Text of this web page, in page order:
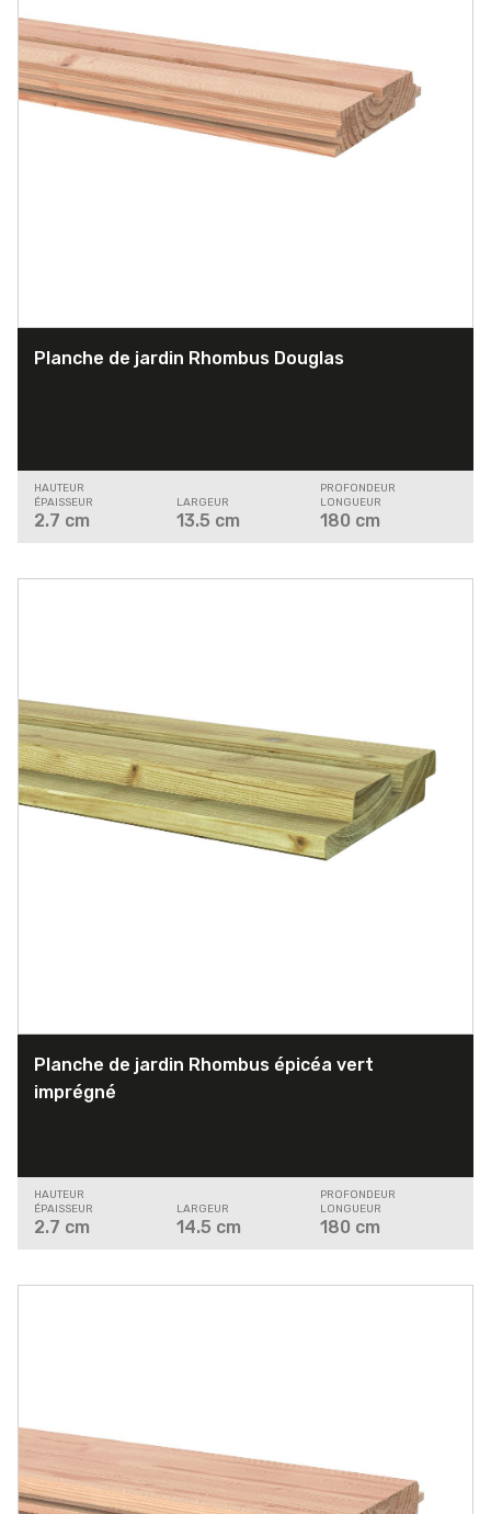
Planche de jardin Rhombus Douglas
HAUTEUR
ÉPAISSEUR
2.7 cm
LARGEUR
13.5 cm
PROFONDEUR
LONGUEUR
180 cm
Planche de jardin Rhombus épicéa vert
imprégné
HAUTEUR
ÉPAISSEUR
2.7 cm
LARGEUR
14.5 cm
PROFONDEUR
LONGUEUR
180 cm